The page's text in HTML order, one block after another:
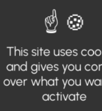
pas... ou
à utiliser le moteur
à utiliser le menu pour
This site uses
and gives you
over what you
activate